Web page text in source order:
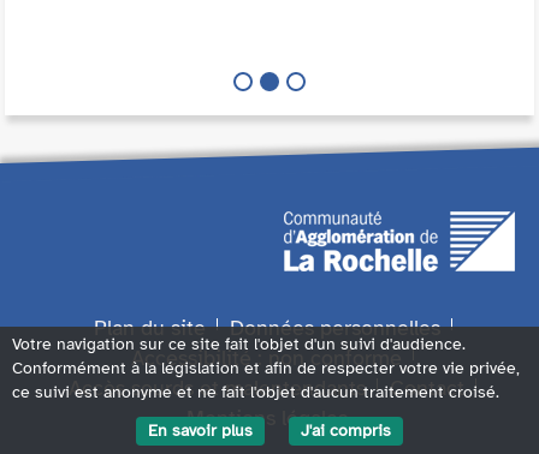
Plan du site
Données personnelles
Accessibilité : non conforme
Accès sourds et malentendants
Contact
Mentions légales
Votre navigation sur ce site fait l'objet d'un suivi d'audience.
Conformément à la législation et afin de respecter votre vie privée,
ce suivi est anonyme et ne fait l'objet d'aucun traitement croisé.
En savoir plus
J'ai compris